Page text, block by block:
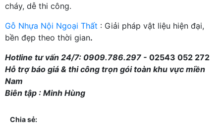
cháy, dễ thi công.
Gỗ Nhựa Nội Ngoại Thất : Giải pháp vật liệu hiện đại,
bền đẹp theo thời gian.
Hotline tư vấn 24/7: 0909.786.297 - 02543 052 272
Hỗ trợ báo giá & thi công trọn gói toàn khu vực miền
Nam
Biên tập : Minh Hùng
Chia sẻ: